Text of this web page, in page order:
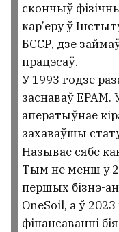
скончыў
кар’еру ў
БССР, дзе
працэсаў.
У 1993 годзе
заснаваў EPAM.
аператыўнае
захаваўшы
Называе сябе
Тым не менш у
першых бізнэ-
OneSoil, а ў
фінансаванні